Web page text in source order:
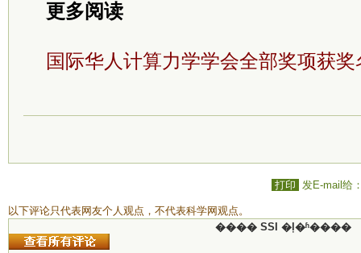
更多阅读
国际华人计算力学学会全部奖项获
打印 发E-mail给
以下评论只代表网友个人观点，不代表科学网观点。
���� SSI �ļ�ʱ����